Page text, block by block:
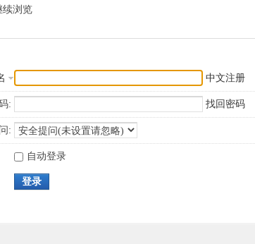
续浏览
中文注册
: 找回密码
:
自动登录
登录